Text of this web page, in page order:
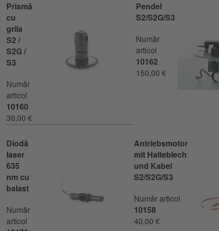
Prismă
cu
grila
S2 /
S2G /
S3
Număr
articol
10160
30,00 €
Pendel
S2/S2G/S3
Număr
articol
10162
150,00 €
Diodă
laser
635
nm cu
balast
Număr
articol
Antriebsmotor
mit Halteblech
und Kabel
S2/S2G/S3
Număr articol
10158
40,00 €